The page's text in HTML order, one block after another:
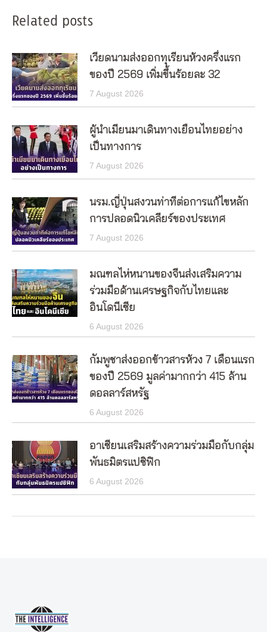
Related posts
เวียดนามส่งออกทุเรียนห้วงครึ่งแรก
ของปี 2569 เพิ่มขึ้นร้อยละ 32
7 August 2026
ผู้นำเมียนมาเดินทางเยือนไทยอย่าง
เป็นทางการ
7 August 2026
นรม.ญี่ปุ่นสงวนท่าทีต่อการแก้ไขหลัก
การปลอดนิวเคลียร์ของประเทศ
7 August 2026
มณฑลไห่หนานของจีนส่งเสริมความ
ร่วมมือด้านเศรษฐกิจกับไทยและ
อินโดนีเซีย
6 August 2026
กัมพูชาส่งออกข้าวสารห้วง 7 เดือนแรก
ของปี 2569 มูลค่ามากกว่า 415 ล้าน
ดอลลาร์สหรัฐ
6 August 2026
อาเซียนเสริมสร้างความร่วมมือกับกลุ่ม
พันธมิตรแปซิฟิก
6 August 2026